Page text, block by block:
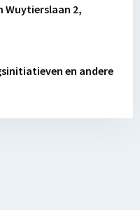
Wuytierslaan 2,
en andere